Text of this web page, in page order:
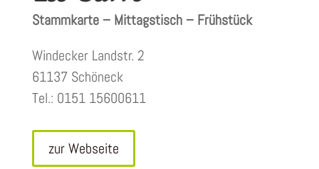
Stammkarte – Mittagstisch – Frühstück
Windecker Landstr. 2
61137 Schöneck
Tel.: 0151 15600611
zur Webseite